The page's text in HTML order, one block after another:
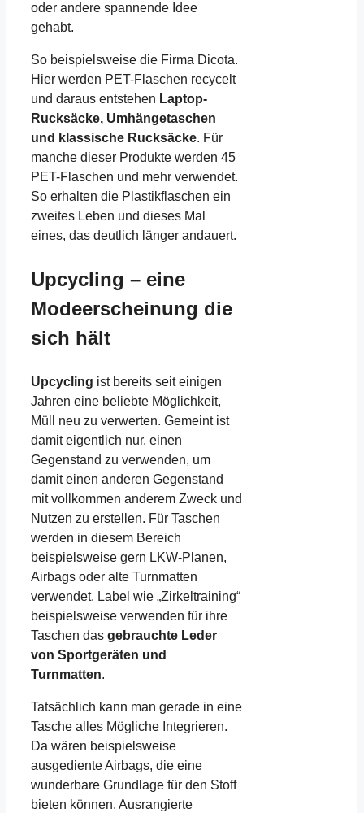
oder andere spannende Idee
gehabt.
So beispielsweise die Firma Dicota.
Hier werden PET-Flaschen recycelt
und daraus entstehen Laptop-
Rucksäcke, Umhängetaschen
und klassische Rucksäcke. Für
manche dieser Produkte werden 45
PET-Flaschen und mehr verwendet.
So erhalten die Plastikflaschen ein
zweites Leben und dieses Mal
eines, das deutlich länger andauert.
Upcycling – eine
Modeerscheinung die
sich hält
Upcycling ist bereits seit einigen
Jahren eine beliebte Möglichkeit,
Müll neu zu verwerten. Gemeint ist
damit eigentlich nur, einen
Gegenstand zu verwenden, um
damit einen anderen Gegenstand
mit vollkommen anderem Zweck und
Nutzen zu erstellen. Für Taschen
werden in diesem Bereich
beispielsweise gern LKW-Planen,
Airbags oder alte Turnmatten
verwendet. Label wie „Zirkeltraining“
beispielsweise verwenden für ihre
Taschen das gebrauchte Leder
von Sportgeräten und
Turnmatten.
Tatsächlich kann man gerade in eine
Tasche alles Mögliche Integrieren.
Da wären beispielsweise
ausgediente Airbags, die eine
wunderbare Grundlage für den Stoff
bieten können. Ausrangierte